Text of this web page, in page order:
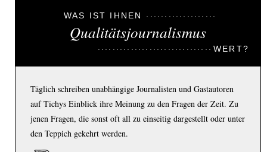
WAS IST IHNEN
Qualitätsjournalismus
WERT?
Täglich schreiben unabhängige Journalisten und Gastautoren
auf Tichys Einblick ihre Meinung zu den Fragen der Zeit. Zu
jenen Fragen, die sonst oft all zu einseitig dargestellt oder unter
den Teppich gekehrt werden.